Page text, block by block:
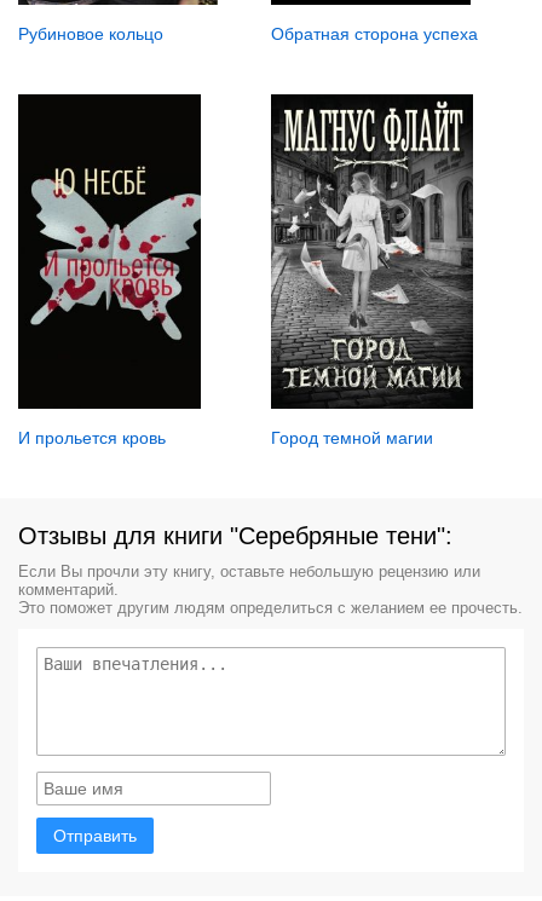
Рубиновое кольцо Обратная сторона успеха
И прольется кровь Город темной магии
Отзывы для книги "Серебряные тени":
Если Вы прочли эту книгу, оставьте небольшую рецензию или
комментарий.
Это поможет другим людям определиться с желанием ее прочесть.
Отправить